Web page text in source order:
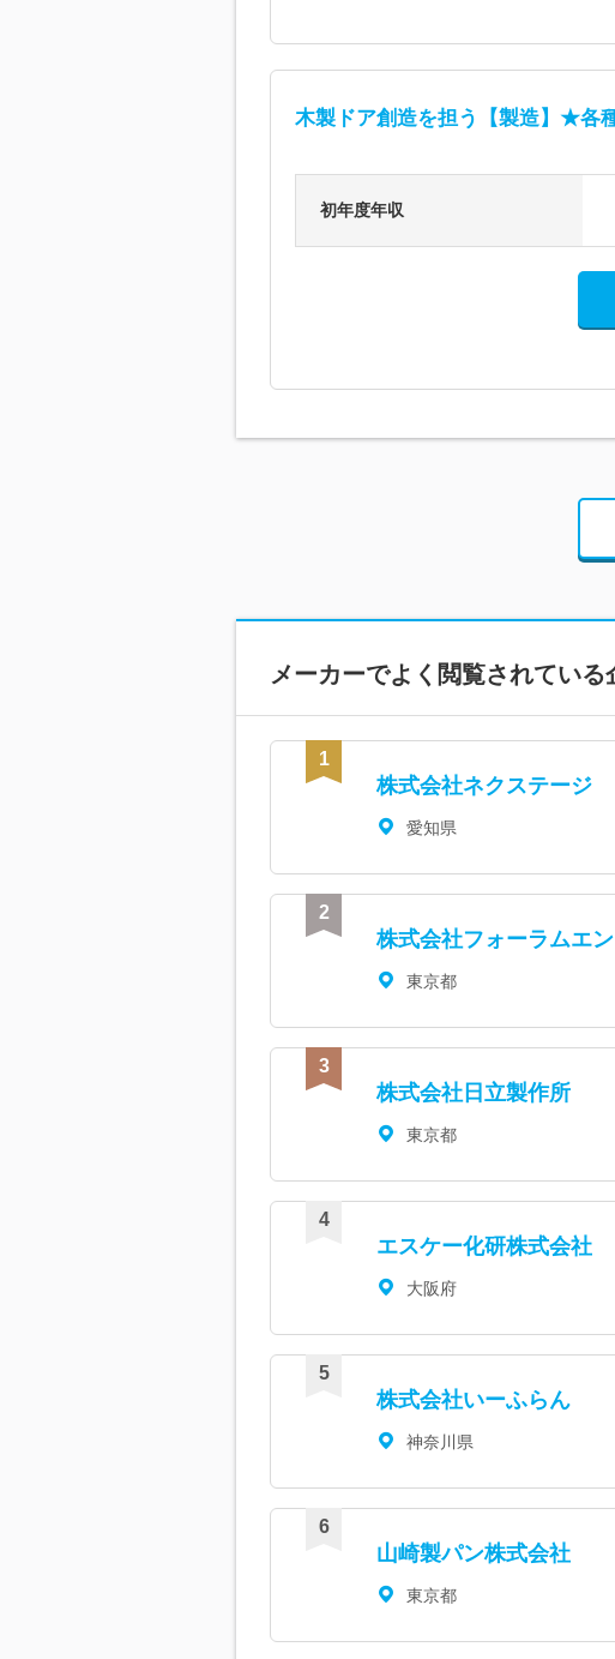
木製ドア創造を担う【製造】★各
初年度年収
メーカーでよく閲覧されている
株式会社ネクステージ
愛知県
株式会社フォーラムエ
東京都
株式会社日立製作所
東京都
エスケー化研株式会社
大阪府
株式会社いーふらん
神奈川県
山崎製パン株式会社
東京都